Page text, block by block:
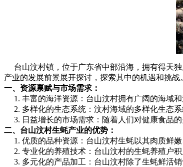
台山汶村镇，位于广东省中部沿海，拥有得天
产业的发展前景展开探讨，探索其中的机遇和挑战
一、资源禀赋与市场需求：
1. 丰富的海洋资源：台山汶村拥有广阔的海域和
2. 多样化的生态系统：汶村海域的多样化生态系
3. 日益增长的市场需求：随着人们对健康食品的
二、台山汶村生蚝产业的优势：
1. 优质的品种资源：台山汶村生蚝以其肉质鲜嫩
2. 专业化的养殖技术：台山汶村的生蚝养殖户积
3. 多元化的产品加工：台山汶村除了生蚝鲜活销